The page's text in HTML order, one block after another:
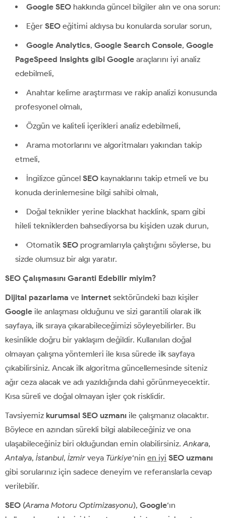
Google SEO hakkında güncel bilgiler alın ve ona sorun:
Eğer SEO eğitimi aldıysa bu konularda sorular sorun,
Google Analytics, Google Search Console, Google
PageSpeed Insights gibi Google araçlarını iyi analiz
edebilmeli,
Anahtar kelime araştırması ve rakip analizi konusunda
profesyonel olmalı,
Özgün ve kaliteli içerikleri analiz edebilmeli,
Arama motorlarını ve algoritmaları yakından takip
etmeli,
İngilizce güncel SEO kaynaklarını takip etmeli ve bu
konuda derinlemesine bilgi sahibi olmalı,
Doğal teknikler yerine blackhat hacklink, spam gibi
hileli tekniklerden bahsediyorsa bu kişiden uzak durun,
Otomatik SEO programlarıyla çalıştığını söylerse, bu
sizde olumsuz bir algı yaratır.
SEO Çalışmasını Garanti Edebilir miyim?
Dijital pazarlama ve internet sektöründeki bazı kişiler
Google ile anlaşması olduğunu ve sizi garantili olarak ilk
sayfaya, ilk sıraya çıkarabileceğimizi söyleyebilirler. Bu
kesinlikle doğru bir yaklaşım değildir. Kullanılan doğal
olmayan çalışma yöntemleri ile kısa sürede ilk sayfaya
çıkabilirsiniz. Ancak ilk algoritma güncellemesinde siteniz
ağır ceza alacak ve adı yazıldığında dahi görünmeyecektir.
Kısa süreli ve doğal olmayan işler çok risklidir.
Tavsiyemiz kurumsal SEO uzmanı ile çalışmanız olacaktır.
Böylece en azından sürekli bilgi alabileceğiniz ve ona
ulaşabileceğiniz biri olduğundan emin olabilirsiniz. Ankara,
Antalya, İstanbul, İzmir veya Türkiye‘nin en iyi SEO uzmanı
gibi sorularınız için sadece deneyim ve referanslarla cevap
verilebilir.
SEO (Arama Motoru Optimizasyonu), Google‘ın